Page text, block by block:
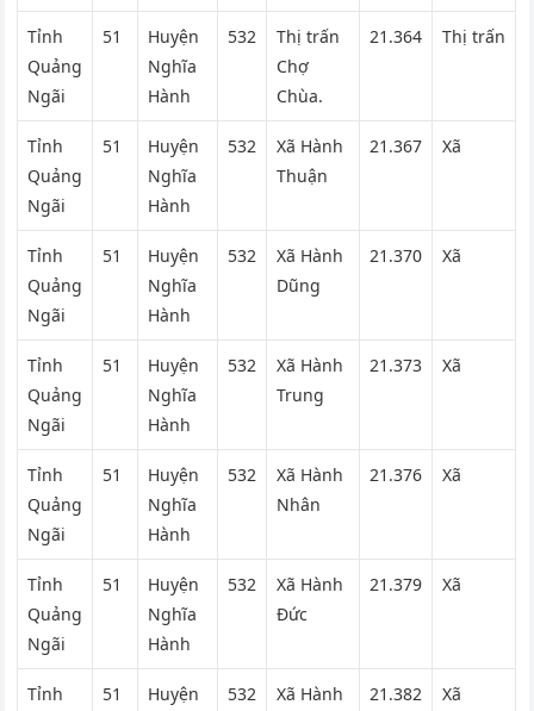
Tỉnh
Quảng
Ngãi
51
Huyện
Nghĩa
Hành
532
Thị trấn
Chợ
Chùa.
21.364 Thị trấn
Tỉnh
Quảng
Ngãi
51
Huyện
Nghĩa
Hành
532
Xã Hành
Thuận
21.367 Xã
Tỉnh
Quảng
Ngãi
51
Huyện
Nghĩa
Hành
532
Xã Hành
Dũng
21.370 Xã
Tỉnh
Quảng
Ngãi
51
Huyện
Nghĩa
Hành
532
Xã Hành
Trung
21.373 Xã
Tỉnh
Quảng
Ngãi
51
Huyện
Nghĩa
Hành
532
Xã Hành
Nhân
21.376 Xã
Tỉnh
Quảng
Ngãi
51
Huyện
Nghĩa
Hành
532
Xã Hành
Đức
21.379 Xã
Tỉnh
51
Huyện
532
Xã Hành
21.382 Xã